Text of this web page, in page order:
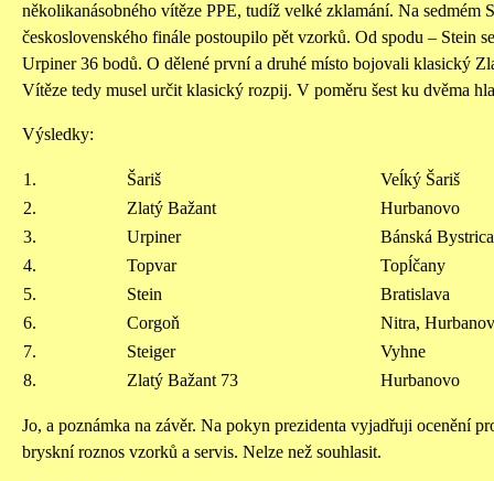
několikanásobného vítěze PPE, tudíž velké zklamání. Na sedmém
československého finále postoupilo pět vzorků. Od spodu – Stein
Urpiner 36 bodů. O dělené první a druhé místo bojovali klasický
Vítěze tedy musel určit klasický rozpij. V poměru šest ku dvěma
Výsledky:
1. Šariš
Veĺký Šariš
2.
Zlatý Bažant
Hurbanovo
3.
Urpiner
Bánská Bystrica
4.
Topvar
Topĺčany
5.
Stein
Bratislava
6.
Corgoň
Nitra,
7.
Steiger
Vyhne
8.
Zlatý Bažant 73 Hurbanovo
Jo, a poznámka na závěr. Na pokyn prezidenta vyjadřuji ocenění
bryskní roznos vzorků a servis. Nelze než souhlasit.